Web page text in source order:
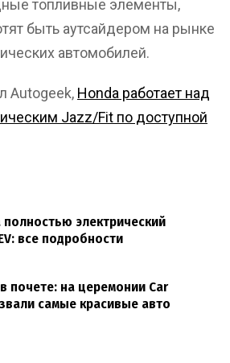
топливные элементы,
быть аутсайдером на рынке
автомобилей.
Autogeek, Honda работает над
Jazz/Fit по доступной
полностью электрический
все подробности
почете: на церемонии Car
самые красивые авто